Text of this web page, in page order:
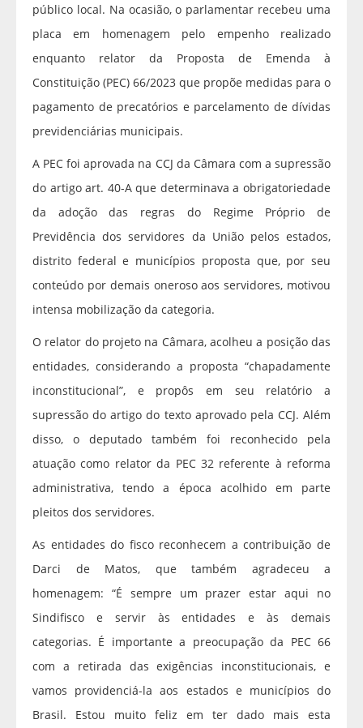
público local. Na ocasião, o parlamentar recebeu uma
placa em homenagem pelo empenho realizado
enquanto relator da Proposta de Emenda à
Constituição (PEC) 66/2023 que propõe medidas para o
pagamento de precatórios e parcelamento de dívidas
previdenciárias municipais.
A PEC foi aprovada na CCJ da Câmara com a supressão
do artigo art. 40-A que determinava a obrigatoriedade
da adoção das regras do Regime Próprio de
Previdência dos servidores da União pelos estados,
distrito federal e municípios proposta que, por seu
conteúdo por demais oneroso aos servidores, motivou
intensa mobilização da categoria.
O relator do projeto na Câmara, acolheu a posição das
entidades, considerando a proposta “chapadamente
inconstitucional”, e propôs em seu relatório a
supressão do artigo do texto aprovado pela CCJ. Além
disso, o deputado também foi reconhecido pela
atuação como relator da PEC 32 referente à reforma
administrativa, tendo a época acolhido em parte
pleitos dos servidores.
As entidades do fisco reconhecem a contribuição de
Darci de Matos, que também agradeceu a
homenagem: “É sempre um prazer estar aqui no
Sindifisco e servir às entidades e às demais
categorias. É importante a preocupação da PEC 66
com a retirada das exigências inconstitucionais, e
vamos providenciá-la aos estados e municípios do
Brasil. Estou muito feliz em ter dado mais esta